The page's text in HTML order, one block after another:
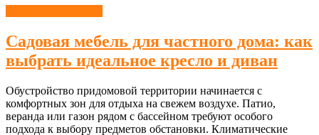
Садовая мебель для частного дома: как
выбрать идеальное кресло и диван
Обустройство придомовой территории начинается с
комфортных зон для отдыха на свежем воздухе. Патио,
веранда или газон рядом с бассейном требуют особого
подхода к выбору предметов обстановки. Климатические